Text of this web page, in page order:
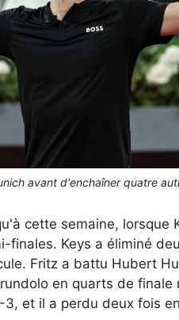
avant d'enchaîner quatre
cette semaine, lorsque
Keys a éliminé
Fritz a battu Hubert
en quarts de
et il a perdu deux fois